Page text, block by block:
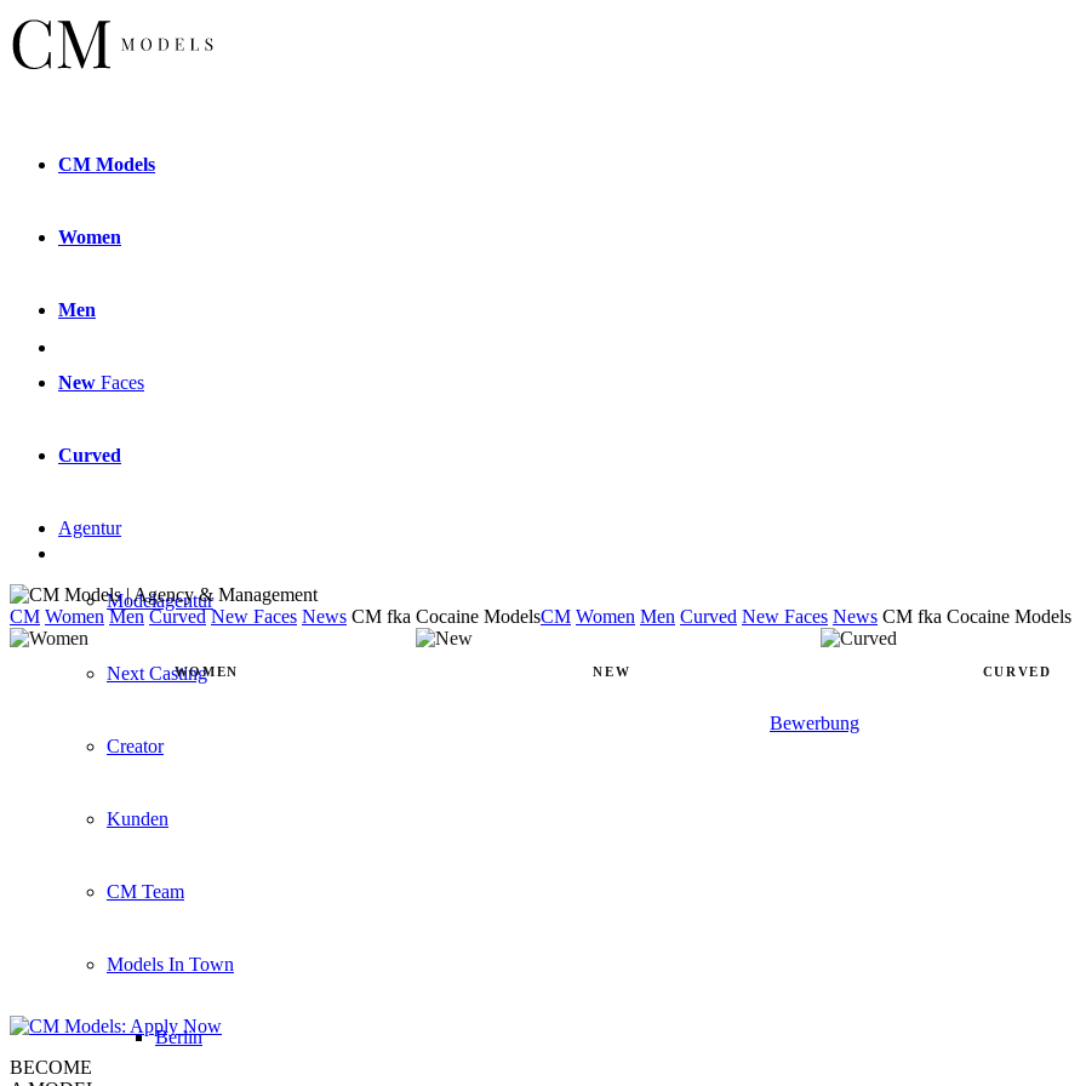
CM Models
Women
Men
New Faces
Curved
Agentur
Modelagentur
Next Casting
Creator
Kunden
CM Team
Models In Town
Berlin
CM Women Men Curved New Faces News CM fka Cocaine ModelsCM Women Men Curved New Faces News CM fka Cocaine Models
WOMEN NEW CURVED
Bewerbung
BECOME